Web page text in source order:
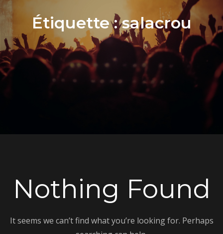
Étiquette :salacrou
Nothing Found
It seems we can’t find what you’re looking for. Perhaps